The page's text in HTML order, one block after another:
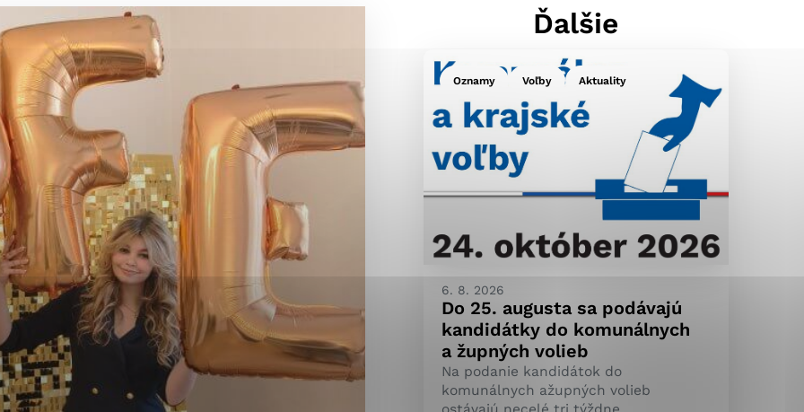
Ďalšie
Oznamy Voľby Aktuality
6. 8. 2026
Do 25. augusta sa podávajú
kandidátky do komunálnych
a župných volieb
Na podanie kandidátok do
komunálnych ažupných volieb
ktorú chcete povoliť
pre prevádzku nevyhnutné a pomáhajú urobiť webové stránky uplatniteľnými
funkcie, ako je navigácia na stránke a prístup k zabezpečeným oblastiam webovej
cookie nemôže web správne fungovať.
prevádzkovateľovi stránok pochopiť, ako návštevníci stránok stránku používajú,
a ponúknuť im lepšiu skúsenosť. Všetky dáta sa zbierajú anonymne a nie je
osobou.
Povoliť všetko Uložiť nastavenia Viac informácií